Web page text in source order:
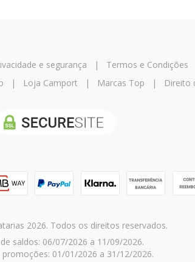
e segurança | Termos e Condições
| Loja Camport | Marcas Top | Direito
2026. Todos os direitos reservados.
saldos: 06/07/2026 a 11/09/2026.
promoções: 01/01/2026 a 31/12/2026.